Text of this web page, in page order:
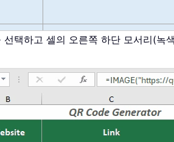
선택하고 셀의 오른쪽 하단 모서리(녹